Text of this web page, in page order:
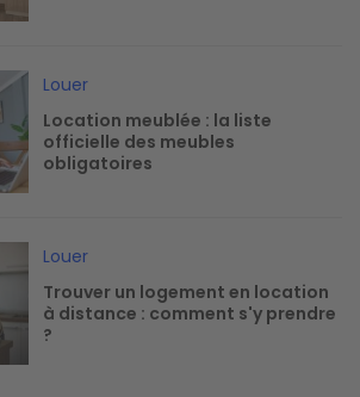
Louer
Location meublée : la liste
officielle des meubles
obligatoires
Louer
Trouver un logement en location
à distance : comment s'y prendre
?